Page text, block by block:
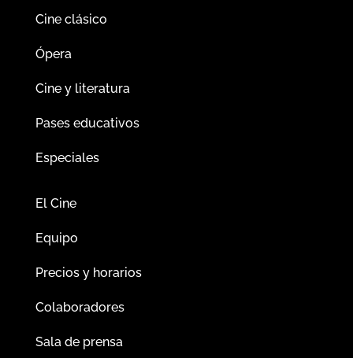
Cine clásico
Ópera
Cine y literatura
Pases educativos
Especiales
El Cine
Equipo
Precios y horarios
Colaboradores
Sala de prensa